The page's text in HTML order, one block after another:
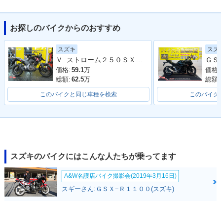
お探しのバイクからのおすすめ
スズキ
価格: 59.1万
総額: 62.5万
このバイクと同じ車種を検索
スズ
価格:
総額:
このバイ
スズキのバイクにはこんな人たちが乗ってます
A&W名護店バイク撮影会(2019年3月16日)
スギーさん:ＧＳＸ−Ｒ１１００(スズキ)